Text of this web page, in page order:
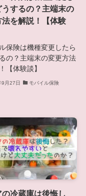
うするの？主端末の
法を解説！【体験
保険は機種変更したら
の？主端末の変更方法
【体験談】
月27日 モバイル保険
の冷蔵庫は後悔し